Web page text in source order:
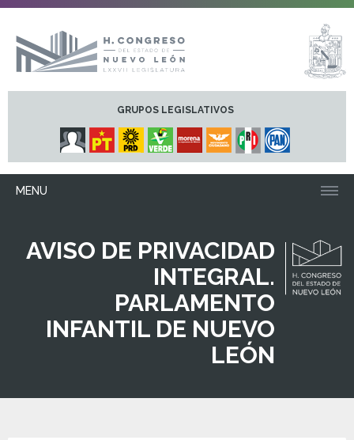
GRUPOS LEGISLATIVOS
MENU
AVISO DE PRIVACIDAD
INTEGRAL.
PARLAMENTO
INFANTIL DE NUEVO
LEÓN